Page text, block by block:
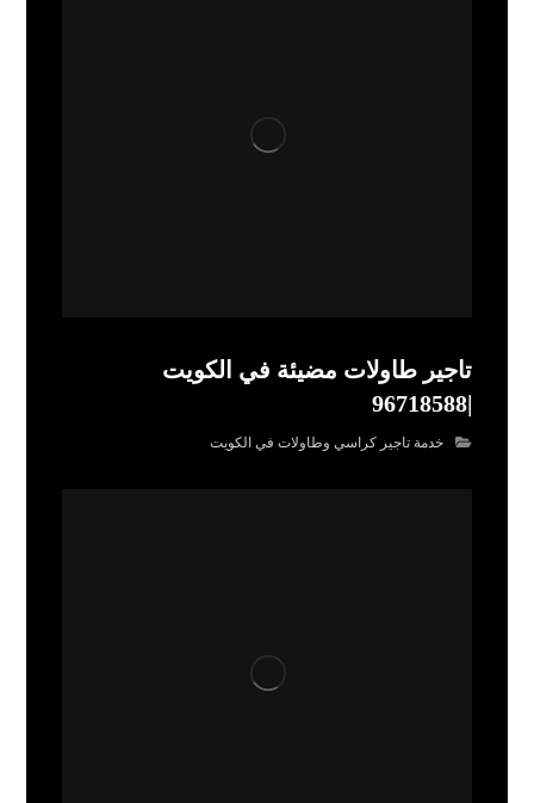
تاجير طاولات مضيئة في الكويت
|96718588
خدمة تاجير كراسي وطاولات في الكويت